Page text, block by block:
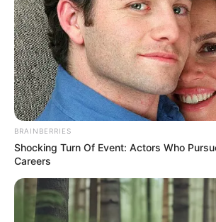
BRAINBERRIES
Shocking Turn Of Event: Actors Who
Careers